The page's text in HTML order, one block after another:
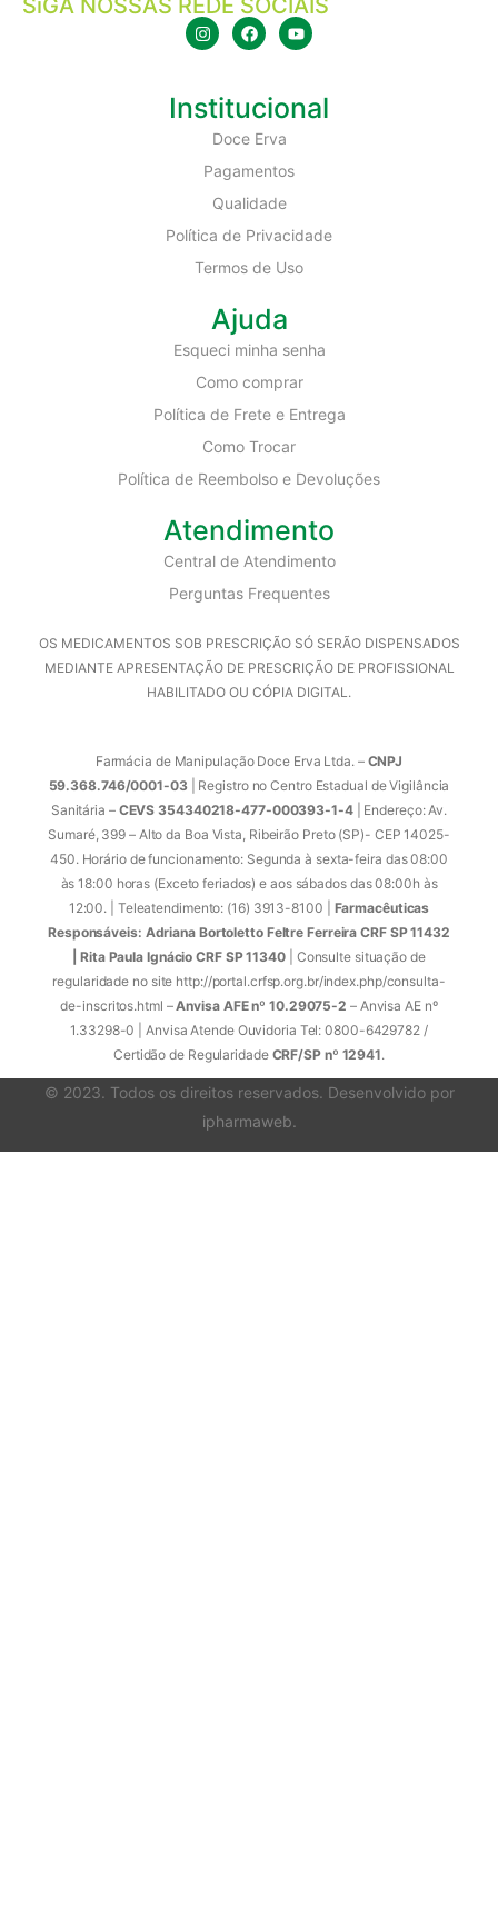
SiGA NOSSAS REDE SOCIAIS
Institucional
Doce Erva
Pagamentos
Qualidade
Política de Privacidade
Termos de Uso
Ajuda
Esqueci minha senha
Como comprar
Política de Frete e Entrega
Como Trocar
Política de Reembolso e Devoluções
Atendimento
Central de Atendimento
Perguntas Frequentes
OS MEDICAMENTOS SOB PRESCRIÇÃO SÓ SERÃO DISPENSADOS
MEDIANTE APRESENTAÇÃO DE PRESCRIÇÃO DE PROFISSIONAL
HABILITADO OU CÓPIA DIGITAL.
Farmácia de Manipulação Doce Erva Ltda. – CNPJ
59.368.746/0001-03| Registro no Centro Estadual de Vigilância
Sanitária –CEVS 354340218-477-000393-1-4| Endereço: Av.
Sumaré, 399 – Alto da Boa Vista, Ribeirão Preto (SP)- CEP 14025-
450. Horário de funcionamento: Segunda à sexta-feira das 08:00
às 18:00 horas (Exceto feriados) e aos sábados das 08:00h às
12:00. | Teleatendimento: (16) 3913-8100 | Farmacêuticas
Responsáveis: Adriana Bortoletto Feltre Ferreira CRF SP 11432
| Rita Paula Ignácio CRF SP 11340 | Consulte situação de
regularidade no site http://portal.crfsp.org.br/index.php/consulta-
de-inscritos.html –Anvisa AFE nº 10.29075-2 – Anvisa AE nº
1.33298-0 | Anvisa Atende Ouvidoria Tel: 0800-6429782 /
Certidão de Regularidade CRF/SP nº 12941.
© 2023. Todos os direitos reservados. Desenvolvido por
ipharmaweb.